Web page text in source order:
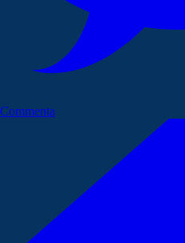
Commenta